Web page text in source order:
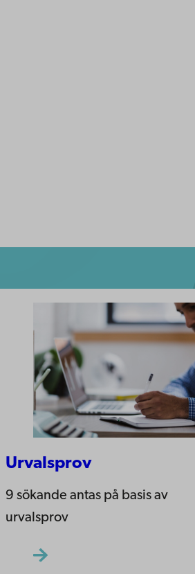
Urvalsprov
9 sökande antas på basis av
urvalsprov